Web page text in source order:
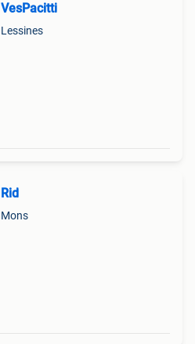
VesPacitti
Lessines
Rid
Mons